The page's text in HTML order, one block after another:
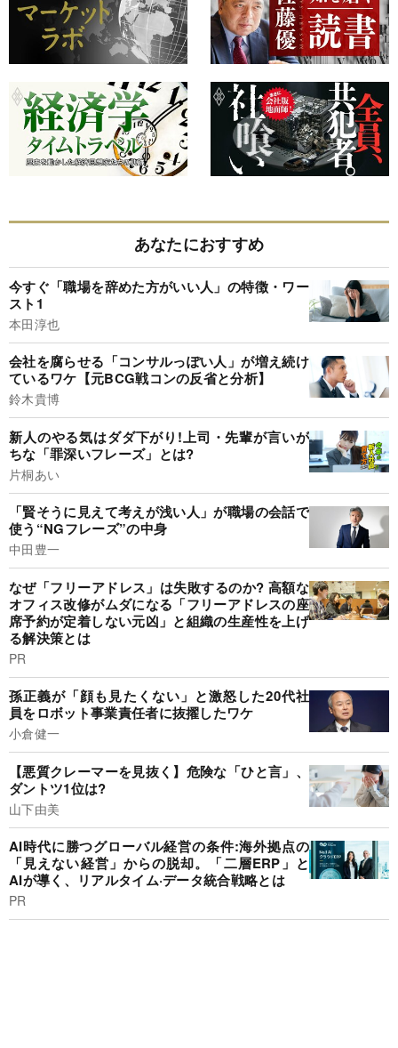
あなたにおすすめ
今すぐ「職場を辞めた方がいい人」の特徴・ワー
スト1
本田淳也
会社を腐らせる「コンサルっぽい人」が増え続け
ているワケ【元BCG戦コンの反省と分析】
鈴木貴博
新人のやる気はダダ下がり!上司・先輩が言いが
ちな「罪深いフレーズ」とは?
片桐あい
「賢そうに見えて考えが浅い人」が職場の会話で
使う“NGフレーズ”の中身
中田豊一
なぜ「フリーアドレス」は失敗するのか? 高額な
オフィス改修がムダになる「フリーアドレスの座
席予約が定着しない元凶」と組織の生産性を上げ
る解決策とは
PR
孫正義が「顔も見たくない」と激怒した20代社
員をロボット事業責任者に抜擢したワケ
小倉健一
【悪質クレーマーを見抜く】危険な「ひと言」、
ダントツ1位は?
山下由美
AI時代に勝つグローバル経営の条件:海外拠点の
「見えない経営」からの脱却。「二層ERP」と
AIが導く、リアルタイム·データ統合戦略とは
PR